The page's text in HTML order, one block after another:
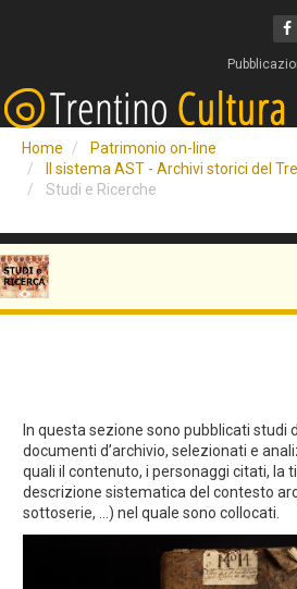
Home
Patrimonio on-line
Il sistema AST - Archivi storici del
Studi e Ricerche
In questa sezione sono pubblicati studi
documenti d’archivio, selezionati e
quali il contenuto, i personaggi citati, la
descrizione sistematica del contesto
sottoserie, ...) nel quale sono collocati.